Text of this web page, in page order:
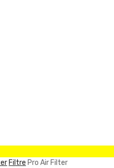
Filtre Pro Air Filter